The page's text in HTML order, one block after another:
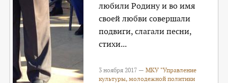
любили Родину и во имя
своей любви совершали
подвиги, слагали песни,
стихи...
3 ноября 2017 —МКУ "Управление
культуры, молодежной политики